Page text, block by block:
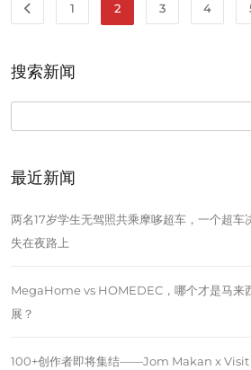
1 2 3 4
搜索新闻
最近新闻
两名17岁学生无驾照共乘摩哆超车，一个超车
失在夜路上
MegaHome vs HOMEDEC，哪个才是马来
展？
100+创作者即将集结——Jom Makan x Visit